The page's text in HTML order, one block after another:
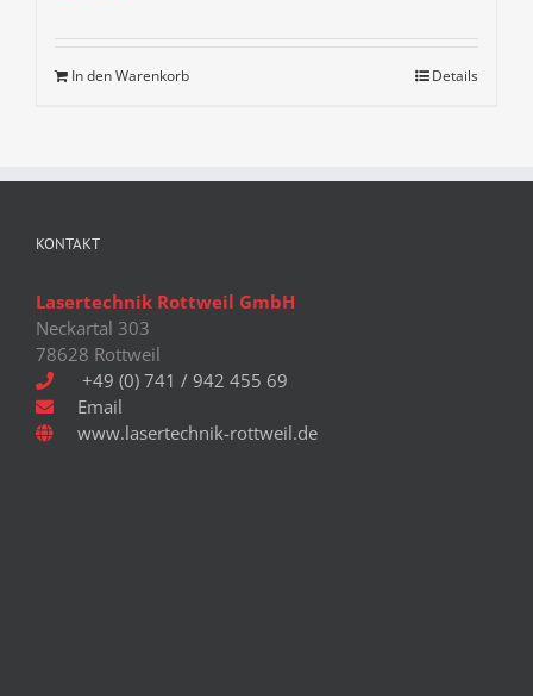
In den Warenkorb Details
KONTAKT
Lasertechnik Rottweil GmbH
Neckartal 303
78628 Rottweil
+49 (0) 741 / 942 455 69
Email
www.lasertechnik-rottweil.de